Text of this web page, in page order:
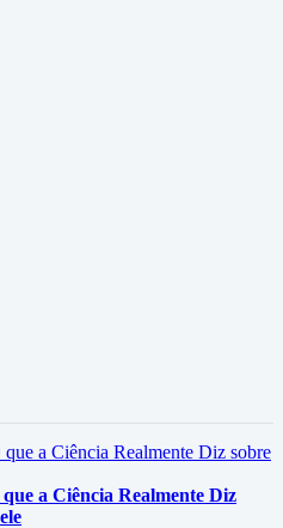
a Ciência Realmente Diz